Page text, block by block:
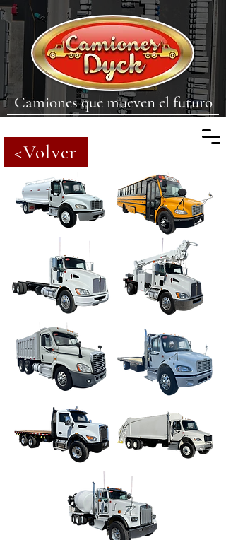
Camiones que mueven el futuro
<Volver